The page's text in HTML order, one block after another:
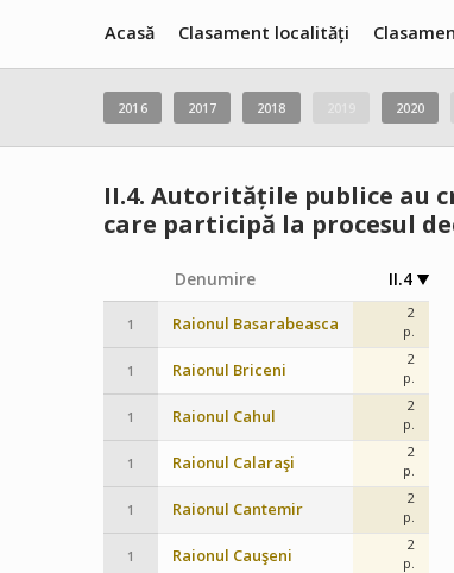
Acasă Clasament localități
2016 2017 2018 2020
II.4.Autoritățile publice au
care participă la procesul
Denumire II.4
1 Raionul Basarabeasca
2
p.
1 Raionul Briceni
2
p.
1 Raionul Cahul
2
p.
1 Raionul Calaraşi
2
p.
1 Raionul Cantemir
2
p.
1 Raionul Cauşeni
2
p.